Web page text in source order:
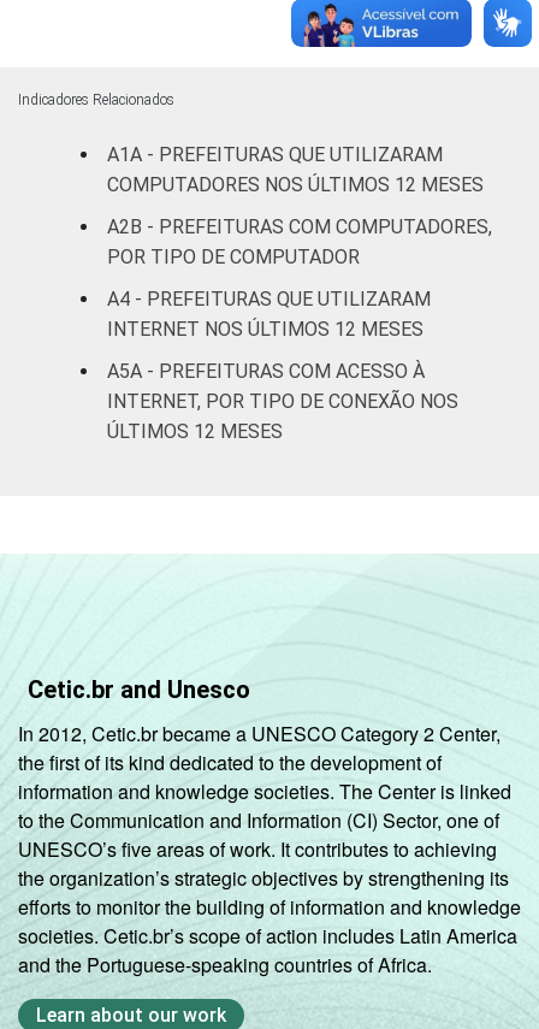
até 500
100 0
Mais de
500 mil
100 0
Fonte: CGI.br/NIC.br, Centro Regional de
Estudos para o Desenvolvimento da
Sociedade da Informação (Cetic.br),
informação e comunicação no setor público
brasileiro - TIC Governo Eletrônico 2019.
Indicadores Relacionados
A1A - PREFEITURAS QUE UTILIZARAM
COMPUTADORES NOS ÚLTIMOS 12 MESES
A2B - PREFEITURAS COM COMPUTADORES,
POR TIPO DE COMPUTADOR
A4 - PREFEITURAS QUE UTILIZARAM
INTERNET NOS ÚLTIMOS 12 MESES
A5A - PREFEITURAS COM ACESSO À
INTERNET, POR TIPO DE CONEXÃO NOS
ÚLTIMOS 12 MESES
Cetic.br and Unesco
In 2012, Cetic.br became a UNESCO Category 2 Center,
the first of its kind dedicated to the development of
information and knowledge societies. The Center is linked
to the Communication and Information (CI) Sector, one of
UNESCO’s five areas of work. It contributes to achieving
the organization’s strategic objectives by strengthening its
efforts to monitor the building of information and knowledge
societies. Cetic.br’s scope of action includes Latin America
and the Portuguese-speaking countries of Africa.
Learn about our work